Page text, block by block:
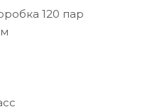
120 пар